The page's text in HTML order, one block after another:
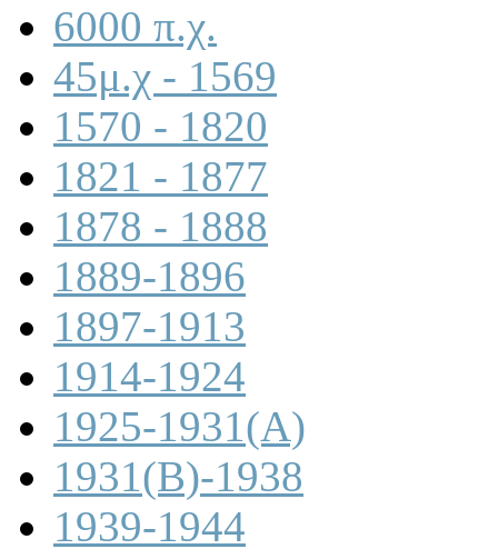
6000 π.χ.
45μ.χ - 1569
1570 - 1820
1821 - 1877
1878 - 1888
1889-1896
1897-1913
1914-1924
1925-1931(A)
1931(B)-1938
1939-1944